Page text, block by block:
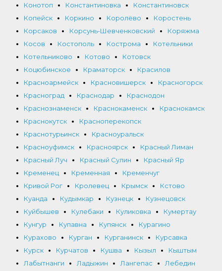
Конотоп
Константиновка
Константиновск
Копейск
Коркино Королёво
Коростень
Корсаков
Корсунь-Шевченковский
Коряжма
Косов
Костополь Кострома
Котельники
Котельниково
Котово
Котовск
Коцюбинское
Краматорск
Красилов
Красноармейск
Красновишерск
Красногорск
Красноград
Краснодар
Краснодон
Краснознаменск
Краснокаменск
Краснокамск
Краснокутск
Красноперекопск
Краснотурьинск
Красноуральск
Красноуфимск
Красноярск
Красный Лиман
Красный Луч
Красный Сулин
Красный Яр
Кременец
Кременная
Кременчуг
Кривой Рог
Кролевец Крымск
Кстово
Куанда
Кудымкар Кузнецк
Кузнецовск
Куйбышев
Кулебаки Куликовка
Кумертау
Кунгур
Купавна Купянск
Курагино
Курахово
Курган Курганинск
Курсавка
Курск
Курчатов Кушва Кызыл
Кыштым
Лабытнанги
Ладыжин Лангепас
Лебедин